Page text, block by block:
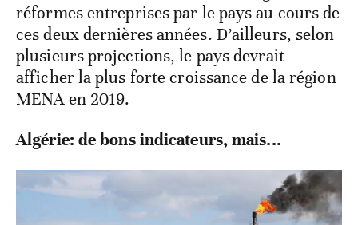
réformes entreprises par le pays au cours de
ces deux dernières années. D’ailleurs, selon
plusieurs projections, le pays devrait
afficher la plus forte croissance de la région
MENA en 2019.
Algérie: de bons indicateurs, mais...